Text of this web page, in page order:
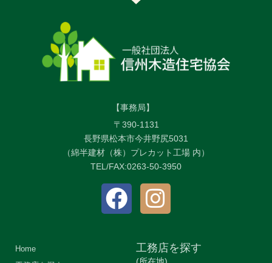
【事務局】
〒390-1131
長野県松本市今井野尻5031
（綿半建材（株）プレカット工場 内）
TEL/FAX:0263-50-3950
Home
工務店を探す